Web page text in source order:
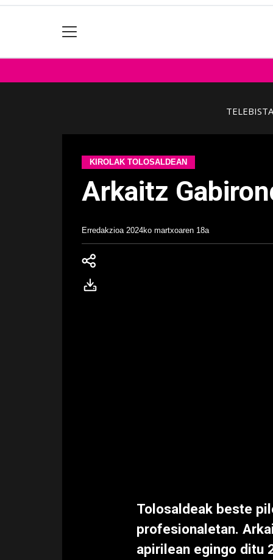
TELEBISTA
KIROLAK TOLOSALDEAN
Arkaitz
Erredakzioa 2024ko martxoaren 18a
Tolosaldeak beste
profesionaletan.
apirilean egingo ditu